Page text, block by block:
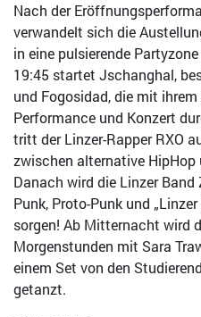
Nach der
verwandelt sich die
in eine pulsierende
19:45 startet Jschanghal,
und Fogosidad, die mit
Performance und Konzert
tritt der Linzer-Rapper RXO
zwischen alternative HipHop
Danach wird die Linzer
Punk, Proto-Punk und
sorgen! Ab Mitternacht wird
Morgenstunden mit Sara
einem Set von den
getanzt.